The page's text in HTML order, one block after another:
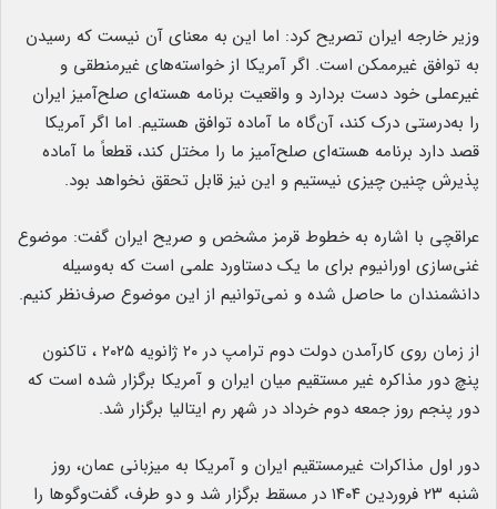
وزیر خارجه ایران تصریح کرد: اما این به معنای آن نیست که رسیدن
به توافق غیرممکن است. اگر آمریکا از خواسته‌های غیرمنطقی و
غیرعملی خود دست بردارد و واقعیت برنامه هسته‌ای صلح‌آمیز ایران
را به‌درستی درک کند، آن‌گاه ما آماده توافق هستیم. اما اگر آمریکا
قصد دارد برنامه هسته‌ای صلح‌آمیز ما را مختل کند، قطعاً ما آماده
پذیرش چنین چیزی نیستیم و این نیز قابل تحقق نخواهد بود.
عراقچی با اشاره به خطوط قرمز مشخص و صریح ایران گفت: موضوع
غنی‌سازی اورانیوم برای ما یک دستاورد علمی است که به‌وسیله
دانشمندان‌ ما حاصل شده و نمی‌توانیم از این موضوع صرف‌نظر کنیم.
از زمان روی کارآمدن دولت دوم ترامپ در ۲۰ ژانویه ۲۰۲۵ ، تاکنون
پنچ دور مذاکره غیر مستقیم میان ایران و آمریکا برگزار شده است که
دور پنجم روز جمعه دوم خرداد در شهر رم ایتالیا برگزار شد.
دور اول مذاکرات غیرمستقیم ایران و آمریکا به میزبانی عمان، روز
شنبه ۲۳ فروردین ۱۴۰۴ در مسقط برگزار شد و دو طرف، گفت‌وگوها را